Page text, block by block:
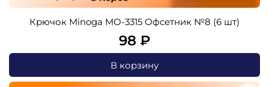
Крючок Minoga MO-3315 Офсетник №8 (6 шт)
98 ₽
В корзину